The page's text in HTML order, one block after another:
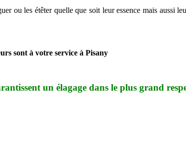
ou les étêter quelle que soit leur essence mais aussi
sont à votre service à Pisany
un élagage dans le plus grand